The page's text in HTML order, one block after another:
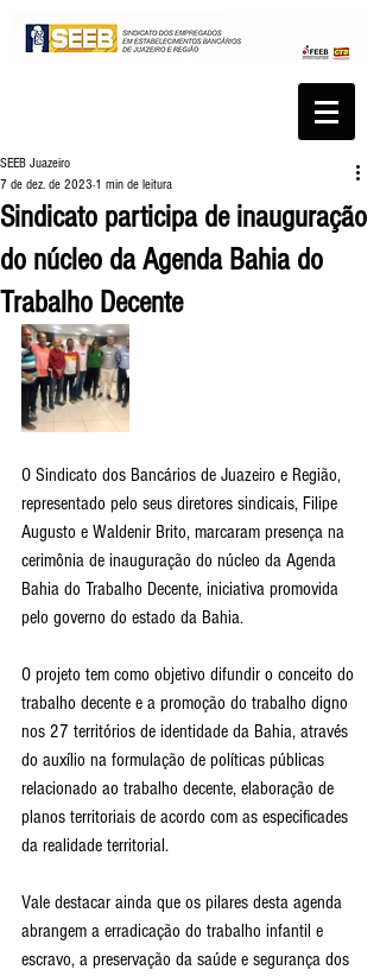
Sindicato participa de inauguração
do núcleo da Agenda Bahia do
Trabalho Decente
SEEB Juazeiro
7 de dez. de 2023 1 min de leitura
O Sindicato dos Bancários de Juazeiro e Região,
representado pelo seus diretores sindicais, Filipe
Augusto e Waldenir Brito, marcaram presença na
cerimônia de inauguração do núcleo da Agenda
Bahia do Trabalho Decente, iniciativa promovida
pelo governo do estado da Bahia.
O projeto tem como objetivo difundir o conceito do
trabalho decente e a promoção do trabalho digno
nos 27 territórios de identidade da Bahia, através
do auxílio na formulação de políticas públicas
relacionado ao trabalho decente, elaboração de
planos territoriais de acordo com as especificades
da realidade territorial.
Vale destacar ainda que os pilares desta agenda
abrangem a erradicação do trabalho infantil e
escravo, a preservação da saúde e segurança dos